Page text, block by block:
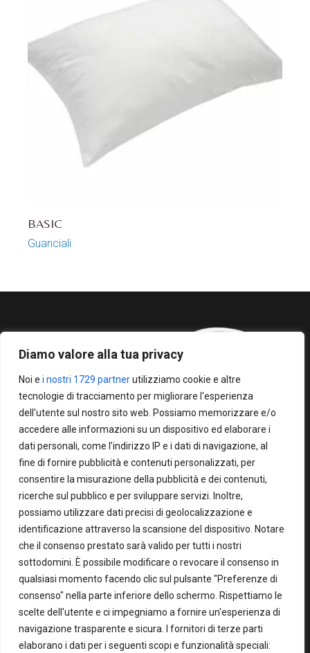
Diamo valore alla tua privacy
Noi e i nostri 1729 partnerutilizziamo cookie e altre
tecnologie di tracciamento per migliorare l'esperienza
dell'utente sul nostro sito web. Possiamo memorizzare e/o
accedere alle informazioni su un dispositivo ed elaborare i
dati personali, come l’indirizzo IP e i dati di navigazione, al
fine di fornire pubblicità e contenuti personalizzati, per
consentire la misurazione della pubblicità e dei contenuti,
ricerche sul pubblico e per sviluppare servizi. Inoltre,
possiamo utilizzare dati precisi di geolocalizzazione e
identificazione attraverso la scansione del dispositivo. Notare
che il consenso prestato sarà valido per tutti i nostri
sottodomini. È possibile modificare o revocare il consenso in
qualsiasi momento facendo clic sul pulsante "Preferenze di
consenso" nella parte inferiore dello schermo. Rispettiamo le
scelte dell'utente e ci impegniamo a fornire un'esperienza di
navigazione trasparente e sicura. I fornitori di terze parti
elaborano i dati per i seguenti scopi e funzionalità speciali:
BASIC
Guanciali
Via G. Di Vittorio, 1
47011 – Castrocaro Terme E Terra
Del Sole (FC)
Tel.0543.767806
Fax 0543.765462
E.mailinfo@romagnaflex.it
Dal Lunedì al Venerdì
Mattina 08:00 12:00